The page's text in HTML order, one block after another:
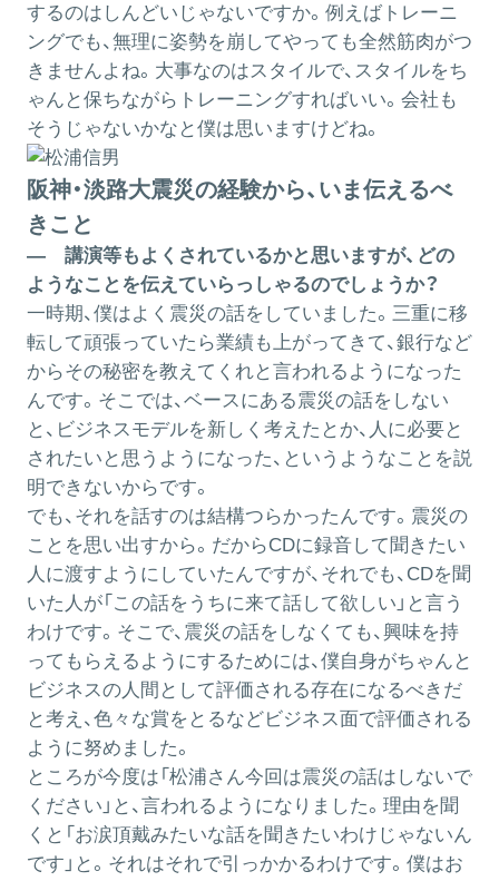
するのはしんどいじゃないですか。例えばトレーニ
ングでも、無理に姿勢を崩してやっても全然筋肉がつ
きませんよね。大事なのはスタイルで、スタイルをち
ゃんと保ちながらトレーニングすればいい。会社も
そうじゃないかなと僕は思いますけどね。
阪神・淡路大震災の経験から、いま伝えるべ
きこと
― 講演等もよくされているかと思いますが、どの
ようなことを伝えていらっしゃるのでしょうか？
一時期、僕はよく震災の話をしていました。三重に移
転して頑張っていたら業績も上がってきて、銀行など
からその秘密を教えてくれと言われるようになった
んです。そこでは、ベースにある震災の話をしない
と、ビジネスモデルを新しく考えたとか、人に必要と
されたいと思うようになった、というようなことを説
明できないからです。
でも、それを話すのは結構つらかったんです。震災の
ことを思い出すから。だからCDに録音して聞きたい
人に渡すようにしていたんですが、それでも、CDを聞
いた人が「この話をうちに来て話して欲しい」と言う
わけです。そこで、震災の話をしなくても、興味を持
ってもらえるようにするためには、僕自身がちゃんと
ビジネスの人間として評価される存在になるべきだ
と考え、色々な賞をとるなどビジネス面で評価される
ように努めました。
ところが今度は「松浦さん今回は震災の話はしないで
ください」と、言われるようになりました。理由を聞
くと「お涙頂戴みたいな話を聞きたいわけじゃないん
です」と。それはそれで引っかかるわけです。僕はお